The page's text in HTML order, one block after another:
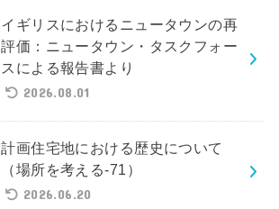
イギリスにおけるニュータウンの再
評価：ニュータウン・タスクフォー
スによる報告書より
2026.08.01
計画住宅地における歴史について
（場所を考える-71）
2026.06.20